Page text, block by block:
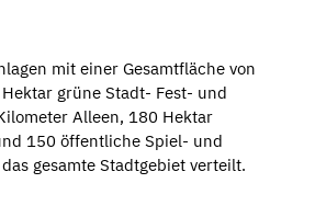
mit einer Gesamtfläche von
grüne Stadt- Fest- und
Alleen, 180 Hektar
150 öffentliche Spiel- und
gesamte Stadtgebiet verteilt.